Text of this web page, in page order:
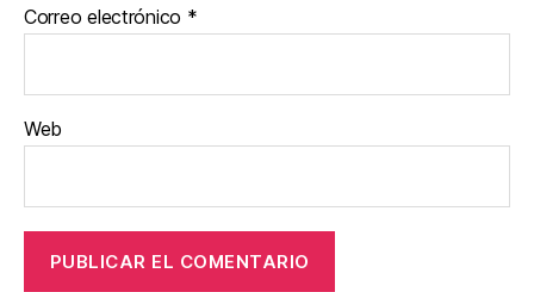
Correo electrónico *
Web